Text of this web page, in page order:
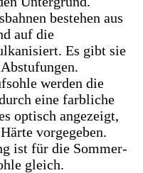
bestehen aus
auf die
Es gibt sie
werden die
eine farbliche
optisch angezeigt,
vorgegeben.
ist für die Sommer-
gleich.